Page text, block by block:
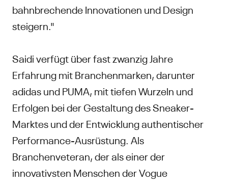
bahnbrechende Innovationen und Design
steigern."
Saidi verfügt über fast zwanzig Jahre
Erfahrung mit Branchenmarken, darunter
adidas und PUMA, mit tiefen Wurzeln und
Erfolgen bei der Gestaltung des Sneaker-
Marktes und der Entwicklung authentischer
Performance-Ausrüstung. Als
Branchenveteran, der als einer der
innovativsten Menschen der Vogue